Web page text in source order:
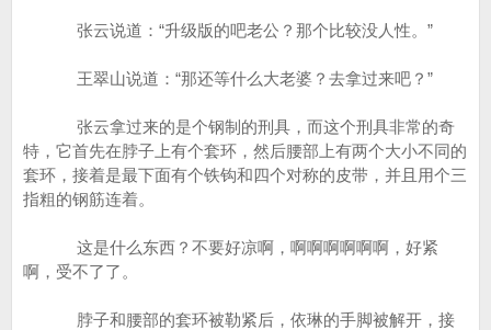
张云说道：“升级版的吧老公？那个比较没人性。”
王翠山说道：“那还等什么大老婆？去拿过来吧？”
张云拿过来的是个钢制的刑具，而这个刑具非常的奇
特，它首先在脖子上有个套环，然后腰部上有两个大小不同的
套环，接着是最下面有个铁钩和四个对称的皮带，并且用个三
指粗的钢筋连着。
这是什么东西？不要好凉啊，啊啊啊啊啊啊，好紧
啊，受不了了。
脖子和腰部的套环被勒紧后，依琳的手脚被解开，接